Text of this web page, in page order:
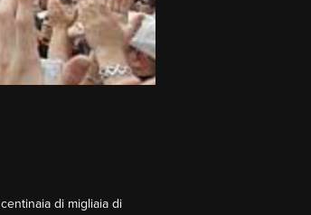
di migliaia di